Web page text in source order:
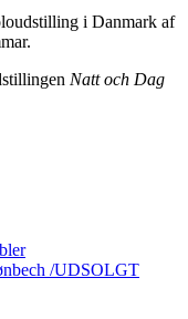
i Danmark af
Natt och Dag
/UDSOLGT